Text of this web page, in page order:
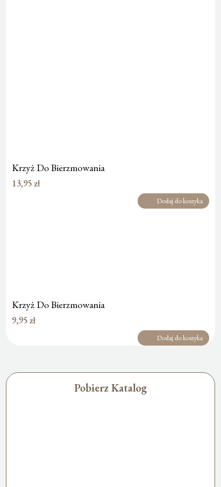
Krzyż Do Bierzmowania
13,95 zł
Dodaj do koszyka
Krzyż Do Bierzmowania
9,95 zł
Dodaj do koszyka
Pobierz Katalog